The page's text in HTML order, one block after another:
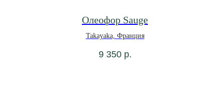
Олеофор Sauge
Takayaka, Франция
9 350 р.